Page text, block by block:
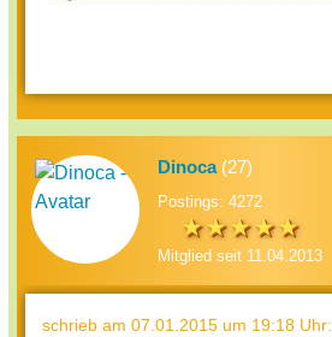
Dinoca(27)
Postings: 4272
Mitglied seit 11.04.2013
schrieb am 07.01.2015 um 19:18 Uhr: